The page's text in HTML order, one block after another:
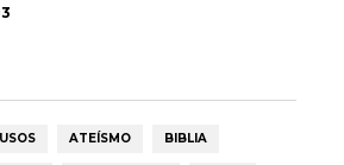
ATEÍSMO BIBLIA